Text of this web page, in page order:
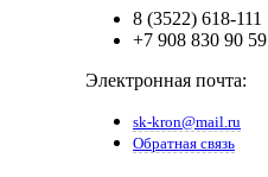
8 (3522) 618-111
+7 908 830 90 59
Электронная почта:
sk-kron@mail.ru
Обратная связь